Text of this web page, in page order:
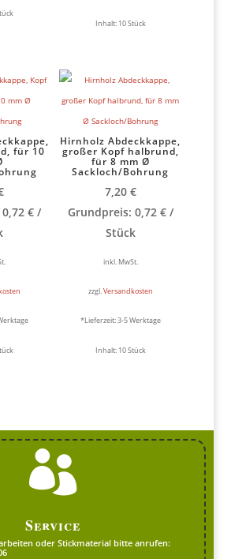
Inhalt: 10Stück
für 10
0,72€ /
Hirnholz Abdeckkappe,
großer Kopf halbrund,
für 8 mm Ø
Sackloch/Bohrung
7,20 €
Grundpreis: 0,72 €/
Stück
inkl. MwSt.
zzgl.Versandkosten
*Lieferzeit:3-5 Werktage
Inhalt: 10Stück

Service
oder Stickmaterial bitte anrufen: